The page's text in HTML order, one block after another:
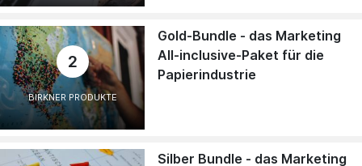
2
BIRKNER PRODUKTE
Gold-Bundle - das Marketing
All-inclusive-Paket für die
Papierindustrie
Silber Bundle - das Marketing